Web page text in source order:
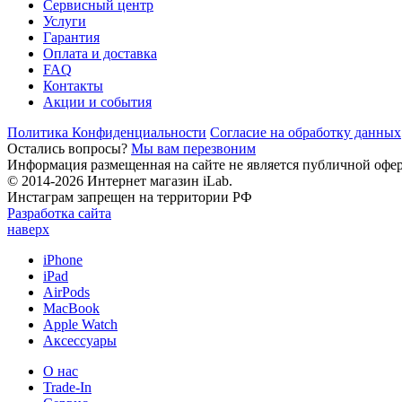
Сервисный центр
Услуги
Гарантия
Оплата и доставка
FAQ
Контакты
Акции и события
Политика Конфиденциальности Согласие на обработку данных
Остались вопросы? Мы вам перезвоним
Информация размещенная на сайте не является публичной
© 2014-2026 Интернет магазин iLab.
Инстаграм запрещен на территории РФ
Разработка сайта
наверх
iPhone
iPad
AirPods
MacBook
Apple Watch
Аксессуары
О нас
Trade-In